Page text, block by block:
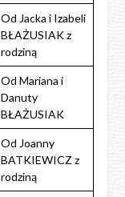
Od Jacka i Izabeli
BŁAŻUSIAK z
rodziną
Od Mariana i
Danuty
BŁAŻUSIAK
Od Joanny
BATKIEWICZ z
rodziną